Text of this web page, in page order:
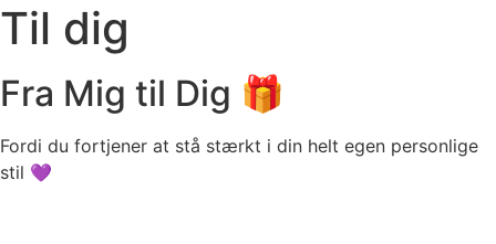
Til dig
Fra Mig til Dig 🎁
Fordi du fortjener at stå stærkt i din helt egen personlige
stil 💜